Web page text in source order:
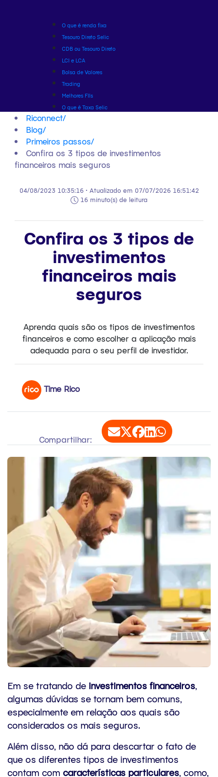
O que é renda fixa
Tesouro Direto Selic
CDB ou Tesouro Direto
LCI e LCA
Bolsa de Valores
Trading
Melhores FIIs
O que é Taxa Selic
Riconnect/
Blog/
Primeiros passos/
Confira os 3 tipos de investimentos
financeiros mais seguros
04/08/2023 10:35:16 • Atualizado em 07/07/2026 16:51:42
16 minuto(s) de leitura
Confira os 3 tipos de
investimentos
financeiros mais
seguros
Aprenda quais são os tipos de investimentos
financeiros e como escolher a aplicação mais
adequada para o seu perfil de investidor.
Time Rico
Compartilhar:
Em se tratando de investimentos financeiros,
algumas dúvidas se tornam bem comuns,
especialmente em relação aos quais são
considerados os mais seguros.
Além disso, não dá para descartar o fato de
que os diferentes tipos de investimentos
contam com características particulares, como,